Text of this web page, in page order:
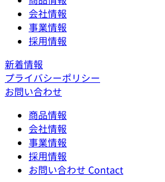
会社情報
事業情報
採用情報
新着情報
プライバシーポリシー
お問い合わせ
商品情報
会社情報
事業情報
採用情報
お問い合わせ Contact